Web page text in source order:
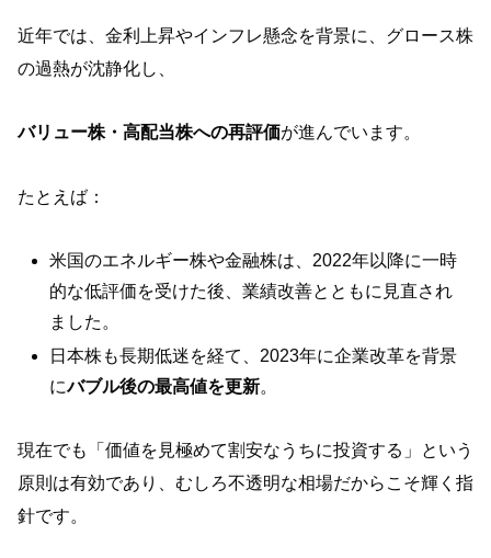
近年では、金利上昇やインフレ懸念を背景に、グロース株
の過熱が沈静化し、
バリュー株・高配当株への再評価が進んでいます。
たとえば：
米国のエネルギー株や金融株は、2022年以降に一時
的な低評価を受けた後、業績改善とともに見直され
ました。
日本株も長期低迷を経て、2023年に企業改革を背景
にバブル後の最高値を更新。
現在でも「価値を見極めて割安なうちに投資する」という
原則は有効であり、むしろ不透明な相場だからこそ輝く指
針です。